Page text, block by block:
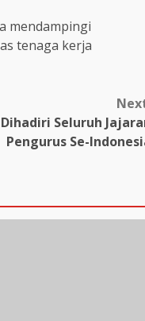
mendampingi
tenaga kerja
Seluruh
Pengurus Se-